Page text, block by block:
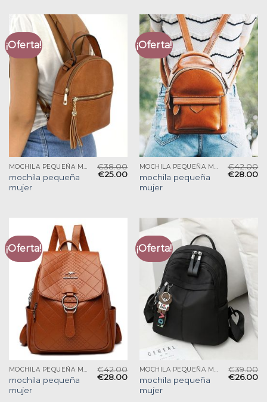
¡Oferta!
MOCHILA PEQUEÑA MUJER
mochila pequeña
mujer
€38.00
€25.00
¡Oferta!
MOCHILA PEQUEÑA MUJER
mochila pequeña
mujer
€42.00
€28.00
¡Oferta!
MOCHILA PEQUEÑA MUJER
mochila pequeña
mujer
€42.00
€28.00
¡Oferta!
MOCHILA PEQUEÑA MUJER
mochila pequeña
mujer
€39.00
€26.00